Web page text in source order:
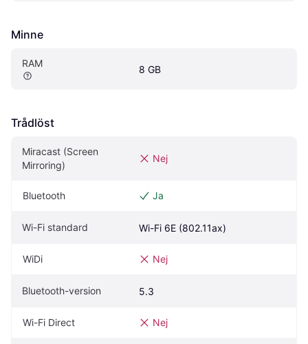
Minne
RAM
8 GB
Trådlöst
Miracast (Screen
Mirroring)
Nej
Bluetooth Ja
Wi-Fi standard Wi-Fi 6E (802.11ax)
WiDi Nej
Bluetooth-version 5.3
Wi-Fi Direct Nej